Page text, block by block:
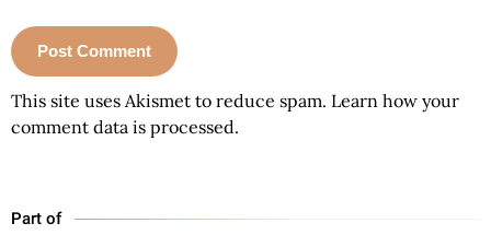
This site uses Akismet to reduce spam. Learn how your
comment data is processed.
Part of